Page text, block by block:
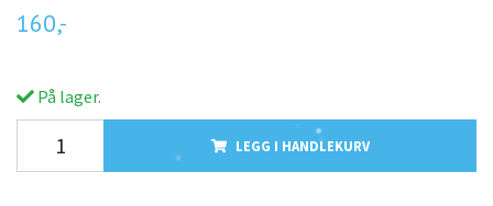
160,-
På lager.
LEGG I HANDLEKURV